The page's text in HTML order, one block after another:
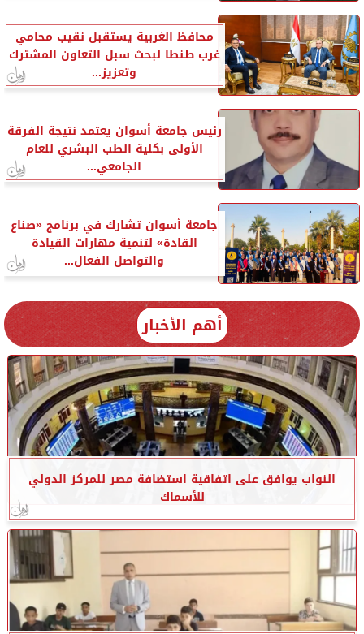
محافظ الغربية يستقبل نقيب محامي
غرب طنطا لبحث سبل التعاون المشترك
وتعزيز...
رئيس جامعة أسوان يعتمد نتيجة الفرقة
الأولى بكلية الطب البشري للعام
الجامعي...
جامعة أسوان تشارك في برنامج «صناع
القادة» لتنمية مهارات القيادة
والتواصل الفعال...
أهم الأخبار
النواب يوافق على اتفاقية استضافة مصر للمركز الدولي
للأسماك